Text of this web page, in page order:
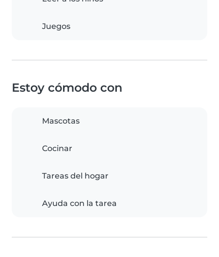
Juegos
Estoy cómodo con
Mascotas
Cocinar
Tareas del hogar
Ayuda con la tarea